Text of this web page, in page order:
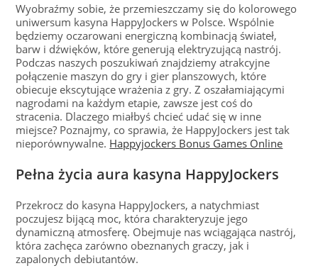
Wyobraźmy sobie, że przemieszczamy się do kolorowego
uniwersum kasyna HappyJockers w Polsce. Wspólnie
będziemy oczarowani energiczną kombinacją świateł,
barw i dźwięków, które generują elektryzującą nastrój.
Podczas naszych poszukiwań znajdziemy atrakcyjne
połączenie maszyn do gry i gier planszowych, które
obiecuje ekscytujące wrażenia z gry. Z oszałamiającymi
nagrodami na każdym etapie, zawsze jest coś do
stracenia. Dlaczego miałbyś chcieć udać się w inne
miejsce? Poznajmy, co sprawia, że HappyJockers jest tak
nieporównywalne. Happyjockers Bonus Games Online
Pełna życia aura kasyna HappyJockers
Przekrocz do kasyna HappyJockers, a natychmiast
poczujesz bijącą moc, która charakteryzuje jego
dynamiczną atmosferę. Obejmuje nas wciągająca nastrój,
która zachęca zarówno obeznanych graczy, jak i
zapalonych debiutantów.